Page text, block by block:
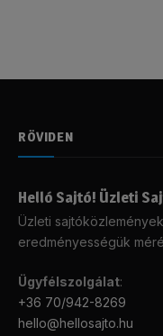
RÖVIDEN
Helló Sajtó! Üzleti
Üzleti
eredményességük
Ügyfélszolgálat:
+36 70/942-8269
hello@hellosajto.hu